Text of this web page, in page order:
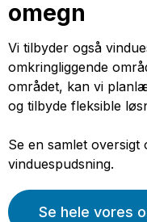
omegn
Vi tilbyder også
omkringliggende
området, kan vi
og tilbyde fleksible
Se en samlet
vinduespudsning.
Se hele vores